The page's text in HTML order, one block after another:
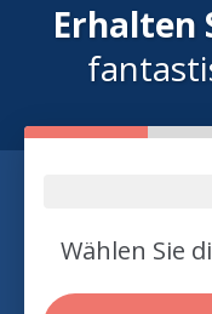
Erhalten
Wählen Sie